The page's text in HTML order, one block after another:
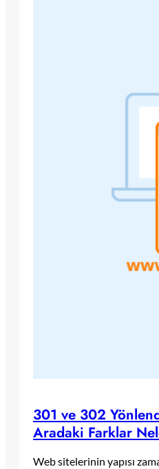
301 ve 302
Aradaki Farklar
Web sitelerinin yapısı